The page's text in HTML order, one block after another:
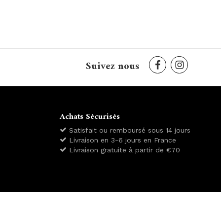
Suivez nous
Achats Sécurisés
Satisfait ou remboursé sous 14 jours
Livraison en 3-6 jours en France
Livraison gratuite à partir de €70